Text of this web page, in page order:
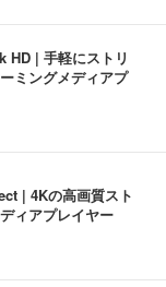
HD | 手軽にストリ
ミングメディアプ
| 4Kの高画質スト
ィアプレイヤー